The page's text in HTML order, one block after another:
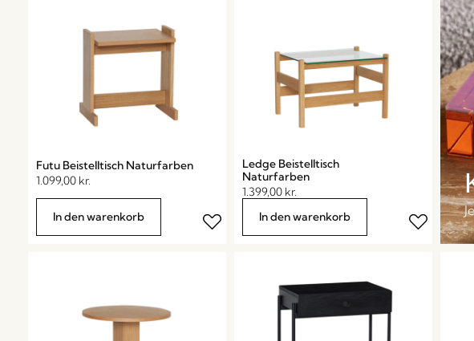
Futu Beistelltisch Naturfarben
1.099,00 kr.
In den warenkorb
Ledge Beistelltisch
Naturfarben
1.399,00 kr.
In den warenkorb